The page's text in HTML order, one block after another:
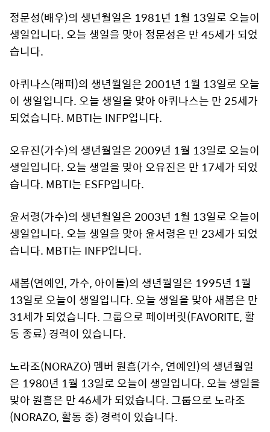
정문성(배우)의 생년월일은 1981년 1월 13일로 오늘이
생일입니다. 오늘 생일을 맞아 정문성은 만 45세가 되었
습니다.
아퀴나스(래퍼)의 생년월일은 2001년 1월 13일로 오늘
이 생일입니다. 오늘 생일을 맞아 아퀴나스는 만 25세가
되었습니다. MBTI는 INFP입니다.
오유진(가수)의 생년월일은 2009년 1월 13일로 오늘이
생일입니다. 오늘 생일을 맞아 오유진은 만 17세가 되었
습니다. MBTI는 ESFP입니다.
윤서령(가수)의 생년월일은 2003년 1월 13일로 오늘이
생일입니다. 오늘 생일을 맞아 윤서령은 만 23세가 되었
습니다. MBTI는 INFP입니다.
새봄(연예인, 가수, 아이돌)의 생년월일은 1995년 1월
13일로 오늘이 생일입니다. 오늘 생일을 맞아 새봄은 만
31세가 되었습니다. 그룹으로 페이버릿(FAVORITE, 활
동 종료) 경력이 있습니다.
노라조(NORAZO) 멤버 원흠(가수, 연예인)의 생년월일
은 1980년 1월 13일로 오늘이 생일입니다. 오늘 생일을
맞아 원흠은 만 46세가 되었습니다. 그룹으로 노라조
(NORAZO, 활동 중) 경력이 있습니다.